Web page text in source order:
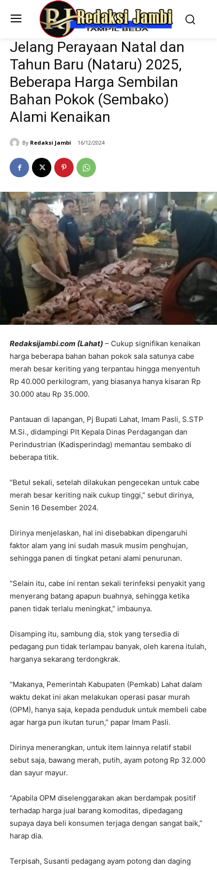
Jelang Perayaan Natal dan
Tahun Baru (Nataru) 2025,
Beberapa Harga Sembilan
Bahan Pokok (Sembako)
Alami Kenaikan
By Redaksi Jambi 16/12/2024
Redaksijambi.com (Lahat) – Cukup signifikan kenaikan
harga beberapa bahan bahan pokok sala satunya cabe
merah besar keriting yang terpantau hingga menyentuh
Rp 40.000 perkilogram, yang biasanya hanya kisaran Rp
30.000 atau Rp 35.000.
Pantauan di lapangan, Pj Bupati Lahat, Imam Pasli, S.STP
M.Si., didampingi Plt Kepala Dinas Perdagangan dan
Perindustrian (Kadisperindag) memantau sembako di
beberapa titik.
“Betul sekali, setelah dilakukan pengecekan untuk cabe
merah besar keriting naik cukup tinggi,” sebut dirinya,
Senin 16 Desember 2024.
Dirinya menjelaskan, hal ini disebabkan dipengaruhi
faktor alam yang ini sudah masuk musim penghujan,
sehingga panen di tingkat petani alami penurunan.
“Selain itu, cabe ini rentan sekali terinfeksi penyakit yang
menyerang batang apapun buahnya, sehingga ketika
panen tidak terlalu meningkat,” imbaunya.
Disamping itu, sambung dia, stok yang tersedia di
pedagang pun tidak terlampau banyak, oleh karena itulah,
harganya sekarang terdongkrak.
“Makanya, Pemerintah Kabupaten (Pemkab) Lahat dalam
waktu dekat ini akan melakukan operasi pasar murah
(OPM), hanya saja, kepada penduduk untuk membeli cabe
agar harga pun ikutan turun,” papar Imam Pasli.
Dirinya menerangkan, untuk item lainnya relatif stabil
sebut saja, bawang merah, putih, ayam potong Rp 32.000
dan sayur mayur.
“Apabila OPM diselenggarakan akan berdampak positif
terhadap harga jual barang komoditas, dipedagang
supaya daya beli konsumen terjaga dengan sangat baik,”
harap dia.
Terpisah, Susanti pedagang ayam potong dan daging